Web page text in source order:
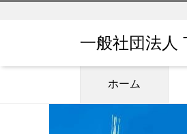
一般社団法人
ホーム